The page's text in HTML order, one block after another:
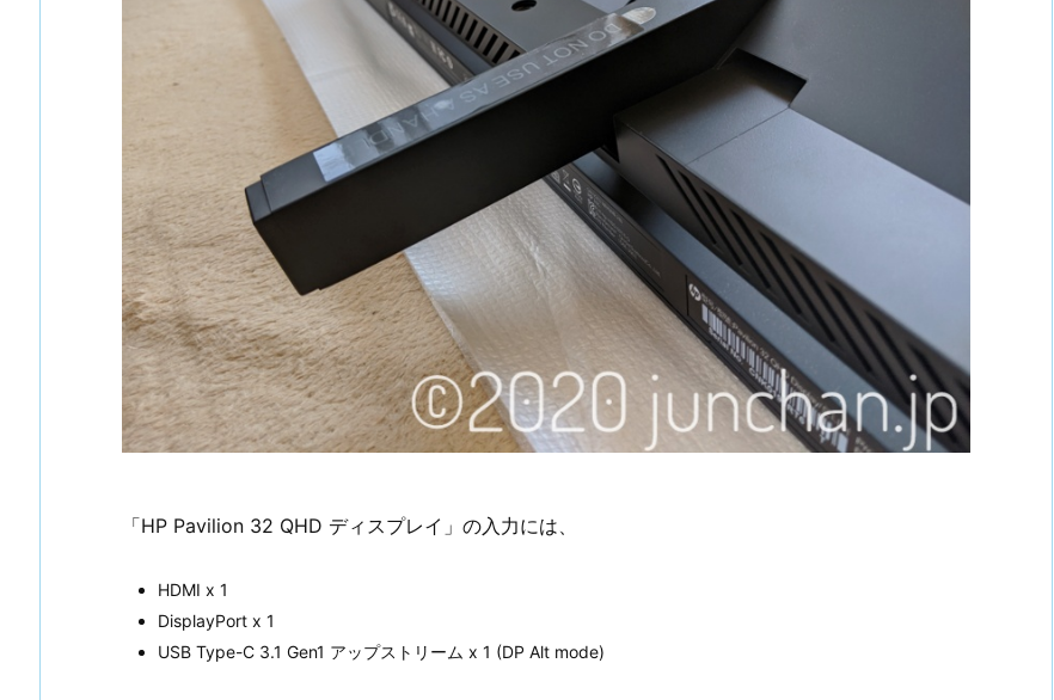
「HP Pavilion 32 QHD ディスプレイ」の入力には、
HDMI x 1
DisplayPort x 1
USB Type-C 3.1 Gen1 アップストリーム x 1 (DP Alt mode)